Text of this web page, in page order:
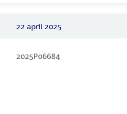
22 april 2025
2025P06684